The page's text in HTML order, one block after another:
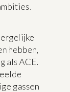
hebben,
als ACE.
gassen